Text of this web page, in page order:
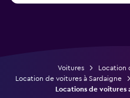
Voitures
Location
Location de voitures à Sardaigne
Locations de voitures